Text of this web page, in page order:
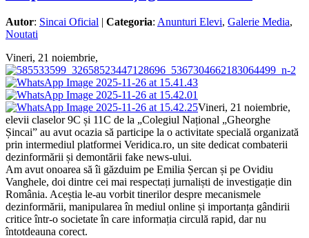
Autor: Sincai Oficial | Categoria: Anunturi Elevi, Galerie Media,
Noutati
Vineri, 21 noiembrie,
Vineri, 21 noiembrie,
elevii claselor 9C și 11C de la „Colegiul Național „Gheorghe
Șincai” au avut ocazia să participe la o activitate specială organizată
prin intermediul platformei Veridica.ro, un site dedicat combaterii
dezinformării și demontării fake news-ului.
Am avut onoarea să îi găzduim pe Emilia Șercan și pe Ovidiu
Vanghele, doi dintre cei mai respectați jurnaliști de investigație din
România. Aceștia le-au vorbit tinerilor despre mecanismele
dezinformării, manipularea în mediul online și importanța gândirii
critice într-o societate în care informația circulă rapid, dar nu
întotdeauna corect.